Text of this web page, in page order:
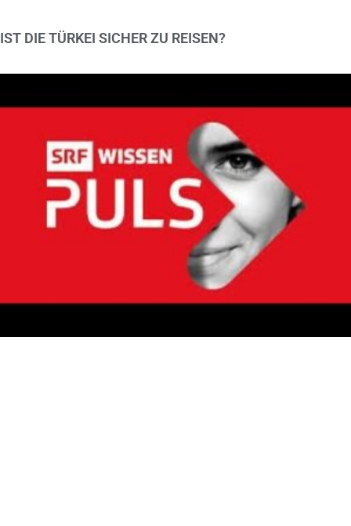
IST DIE TÜRKEI SICHER ZU REISEN?